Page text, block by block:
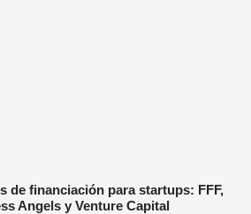
de financiación para startups: FFF,
Angels y Venture Capital